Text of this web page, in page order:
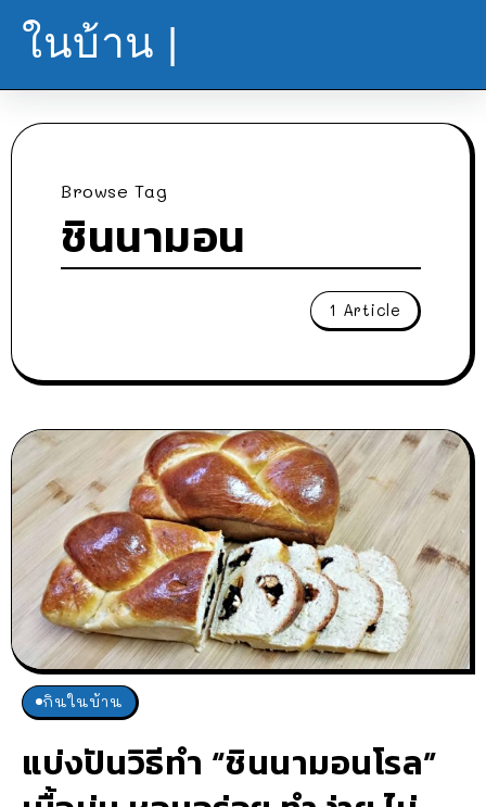
ในบ้าน |
Browse Tag
ชินนามอน
1 Article
กินในบ้าน
แบ่งปันวิธีทำ “ชินนามอนโรล”